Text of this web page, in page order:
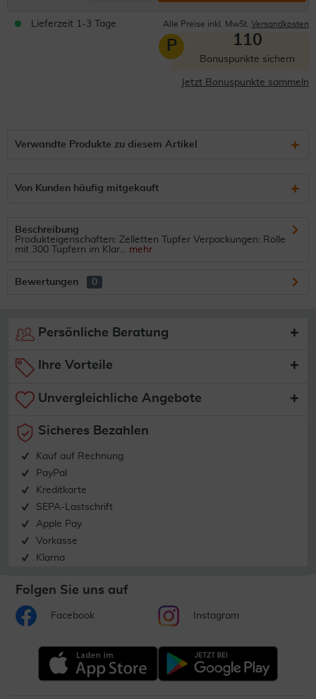
Lieferzeit 1-3 Tage Alle Preise inkl. MwSt. Versandkosten
P 110
Bonuspunkte sichern
Jetzt Bonuspunkte sammeln
Verwandte Produkte zu diesem Artikel
Von Kunden häufig mitgekauft
Beschreibung
Produkteigenschaften: Zelletten Tupfer Verpackungen: Rolle
mit 300 Tupfern im Klar... mehr
Bewertungen 0
Persönliche Beratung
Ihre Vorteile
Unvergleichliche Angebote
Sicheres Bezahlen
Kauf auf Rechnung
PayPal
Kreditkarte
SEPA-Lastschrift
Apple Pay
Vorkasse
Klarna
Folgen Sie uns auf
Facebook Instagram